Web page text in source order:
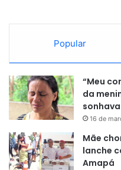
Popular
“Meu
da
sonhava
16 de
Mãe
lanche
Amapá